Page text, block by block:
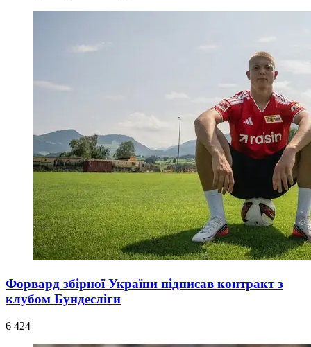
Форвард збірної України підписав контракт з
клубом Бундесліги
6 424